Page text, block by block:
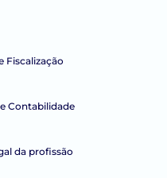
Fiscalização
Contabilidade
da profissão